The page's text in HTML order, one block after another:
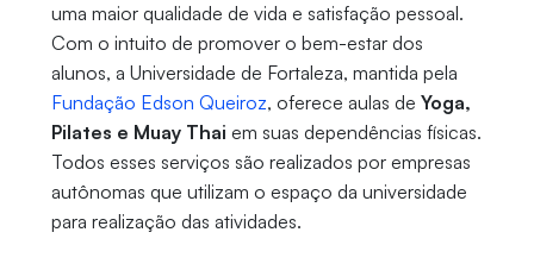
uma maior qualidade de vida e satisfação pessoal.
Com o intuito de promover o bem-estar dos
alunos, a Universidade de Fortaleza, mantida pela
Fundação Edson Queiroz, oferece aulas de Yoga,
Pilates e Muay Thai em suas dependências físicas.
Todos esses serviços são realizados por empresas
autônomas que utilizam o espaço da universidade
para realização das atividades.